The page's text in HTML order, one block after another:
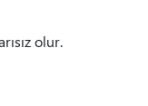
olur.